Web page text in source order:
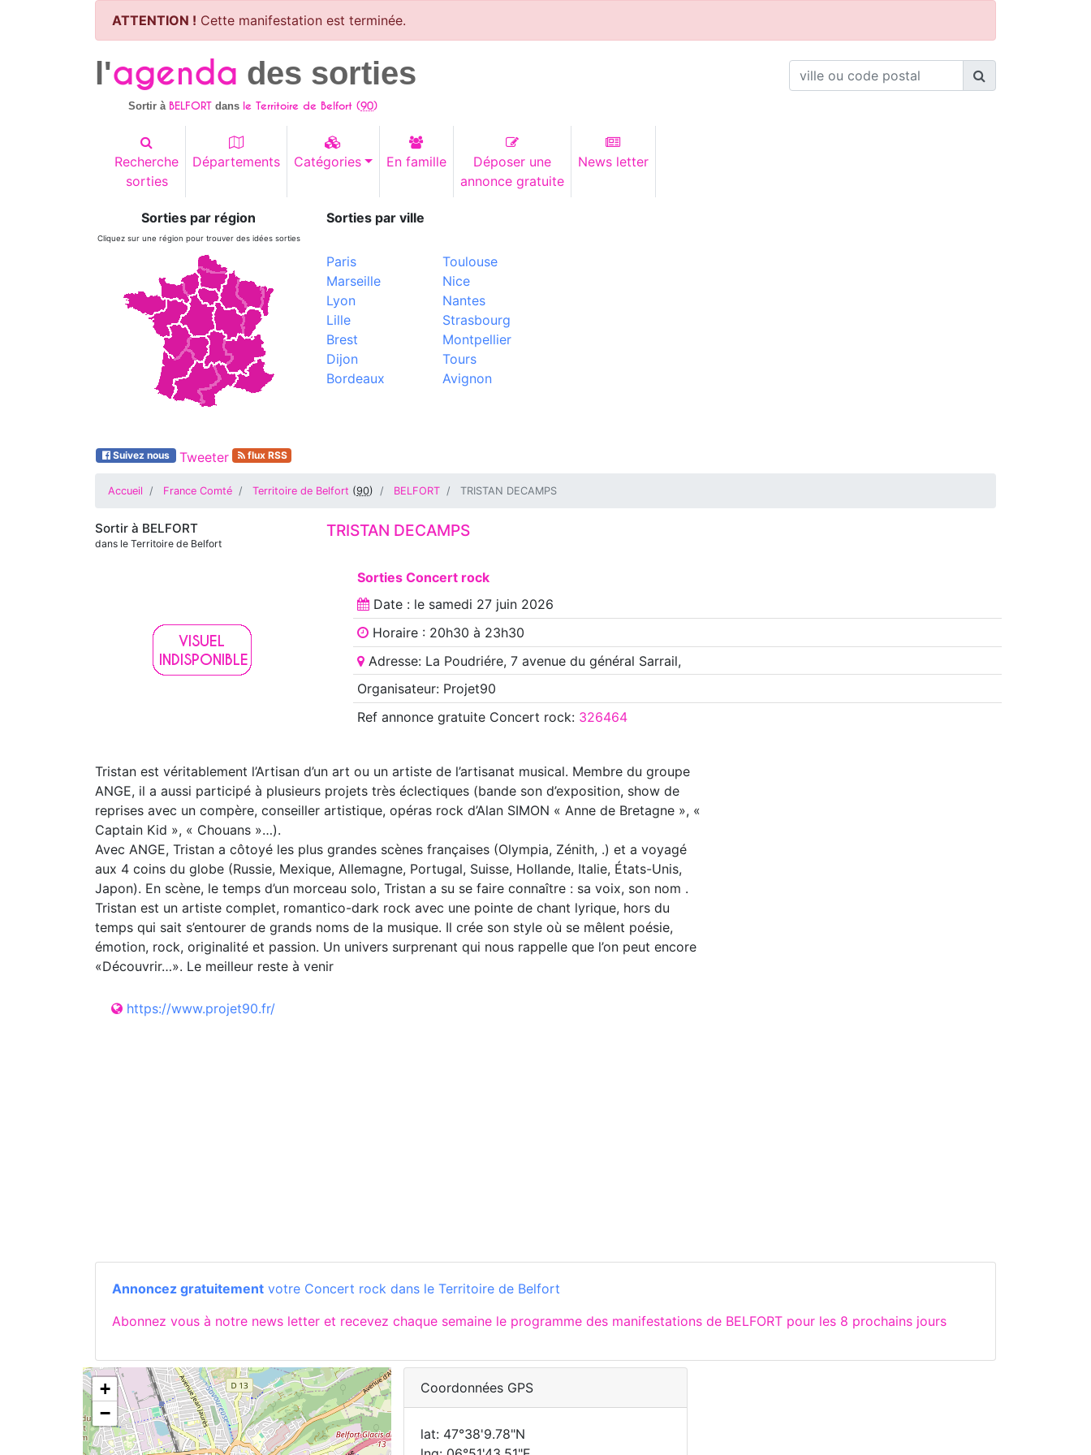
ATTENTION ! Cette manifestation est terminée.
l'agenda des sorties
Sortir à BELFORT dans le Territoire de Belfort (90)
Recherche
sorties
Départements Catégories En famille
Déposer une
annonce gratuite
News letter
Sorties par région
Cliquez sur une région pour trouver des idées sorties
Sorties par ville
Paris
Marseille
Lyon
Lille
Brest
Dijon
Bordeaux
Toulouse
Nice
Nantes
Strasbourg
Montpellier
Tours
Avignon
Suivez nous Tweeter flux RSS
Accueil France Comté Territoire de Belfort (90) BELFORT TRISTAN DECAMPS
Sortir à BELFORT
dans le Territoire de Belfort
TRISTAN DECAMPS
Sorties Concert rock
Date : le samedi 27 juin 2026
Horaire : 20h30 à 23h30
Adresse: La Poudriére, 7 avenue du général Sarrail,
Organisateur: Projet90
Ref annoncegratuite Concert rock: 326464
Tristan est véritablement l’Artisan d’un art ou un artiste de l’artisanat musical. Membre du groupe
ANGE, il a aussi participé à plusieurs projets très éclectiques (bande son d’exposition, show de
reprises avec un compère, conseiller artistique, opéras rock d’Alan SIMON « Anne de Bretagne », «
Captain Kid », « Chouans »…).
Avec ANGE, Tristan a côtoyé les plus grandes scènes françaises (Olympia, Zénith, .) et a voyagé
aux 4 coins du globe (Russie, Mexique, Allemagne, Portugal, Suisse, Hollande, Italie, États-Unis,
Japon). En scène, le temps d’un morceau solo, Tristan a su se faire connaître : sa voix, son nom .
Tristan est un artiste complet, romantico-dark rock avec une pointe de chant lyrique, hors du
temps qui sait s’entourer de grands noms de la musique. Il crée son style où se mêlent poésie,
émotion, rock, originalité et passion. Un univers surprenant qui nous rappelle que l’on peut encore
«Découvrir…». Le meilleur reste à venir
https://www.projet90.fr/
Annoncez gratuitement votre Concert rock dans le Territoire de Belfort
Abonnez vous à notre news letter et recevez chaque semaine le programme des manifestations de BELFORT pour les 8 prochains jours
+
−
Coordonnées GPS
lat: 47°38'9.78"N